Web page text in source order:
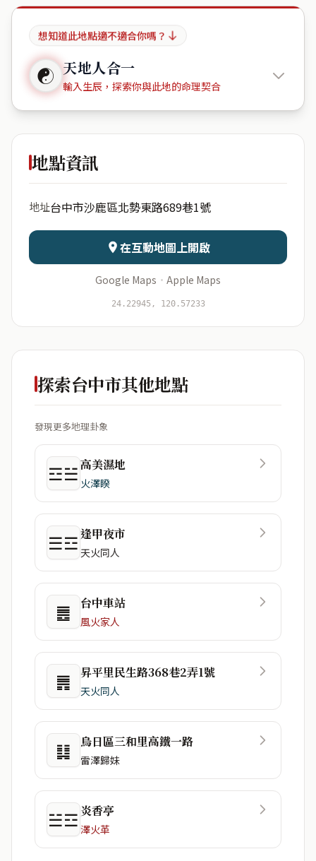
想知道此地點適不適合你嗎？
☯ 天地人合一
輸入生辰，探索你與此地的命理契合
大都市
日期 出生時辰
資料僅用於即時分析，不會儲存於伺服器
地點資訊
地址台中市沙鹿區北勢東路689巷1號
在互動地圖上開啟
Google Maps · Apple Maps
24.22945, 120.57233
探索台中市其他地點
發現更多地理卦象
☲☱高美濕地
火澤睽
☰☲逢甲夜市
天火同人
䷌ 台中車站
風火家人
䷠ 昇平里民生路368巷2弄1號
天火同人
䷆ 烏日區三和里高鐵一路
雷澤歸妹
☱☲ 炎香亭
澤火革